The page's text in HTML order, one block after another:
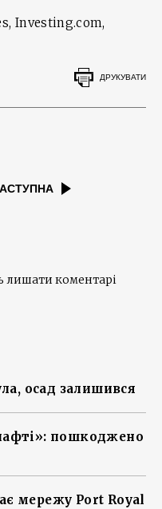
Investing.com,
ДРУКУВАТИ
лишати коментарі
осад залишився
пошкоджено
мережу Port Royal